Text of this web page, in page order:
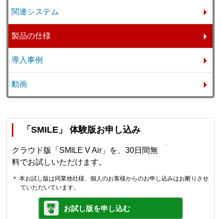
関連システム
製品の仕様
導入事例
動画
「SMILE」 体験版お申し込み
クラウド版「SMILE V Air」を、30日間無
料でお試しいただけます。
＊ 本お試し版は同業他社様、個人のお客様からのお申し込みはお断りさせ
ていただいています。
お試し版を申し込む